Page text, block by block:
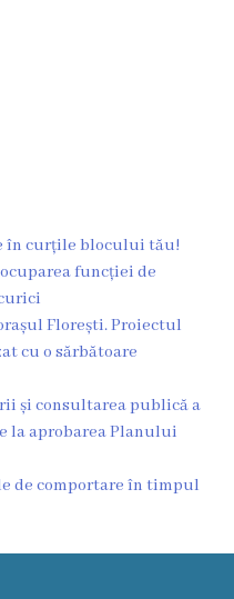
în curțile blocului tău!
funcției de
Florești. Proiectul
cu o sărbătoare
și consultarea publică a
la aprobarea Planului
de comportare în timpul